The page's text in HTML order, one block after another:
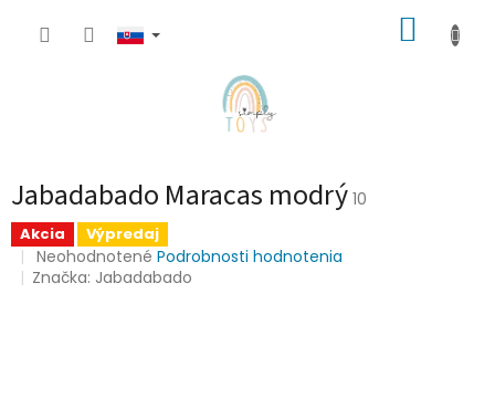
Jabadabado Maracas modrý 10
Akcia Výpredaj
Priemerné
hodnotenie
Neohodnotené Podrobnosti hodnotenia
Značka: Jabadabado